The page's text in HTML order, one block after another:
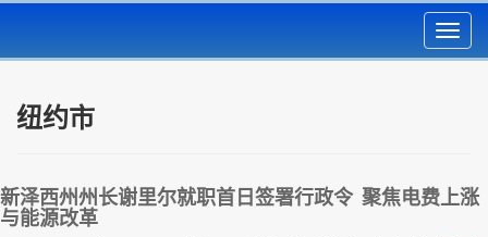
纽约市
新泽西州州长谢里尔就职首日签署行政令 聚焦电费上涨
与能源改革